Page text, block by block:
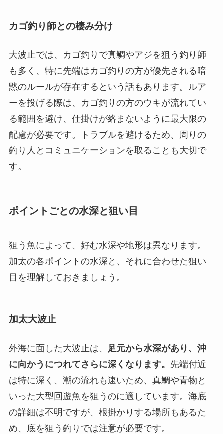
カゴ釣り師との棲み分け
大波止では、カゴ釣りで真鯛やアジを狙う釣り師
も多く、特に先端はカゴ釣りの方が優先される暗
黙のルールが存在するという話もあります。ルア
ーを投げる際は、カゴ釣りの方のウキが流れてい
る範囲を避け、仕掛けが絡まないように最大限の
配慮が必要です。トラブルを避けるため、周りの
釣り人とコミュニケーションを取ることも大切で
す。
ポイントごとの水深と狙い目
狙う魚によって、好む水深や地形は異なります。
加太の各ポイントの水深と、それに合わせた狙い
目を理解しておきましょう。
加太大波止
外海に面した大波止は、
足元から水深があり、沖
に向かうにつれてさらに深くなります。 先端付近
は特に深く、潮の流れも速いため、真鯛や青物と
いった大型回遊魚を狙うのに適しています。海底
の詳細は不明ですが、根掛かりする場所もあるた
め、底を狙う釣りでは注意が必要です。